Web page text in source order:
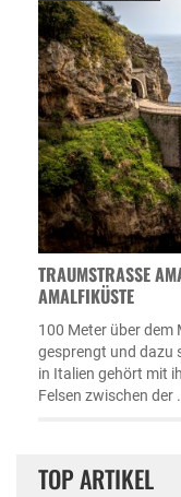
TRAUMSTRASSE
MALFIKÜSTE
100 Meter über dem
gesprengt und dazu
in Italien gehört mit
Felsen zwischen der
TOP ARTIKEL